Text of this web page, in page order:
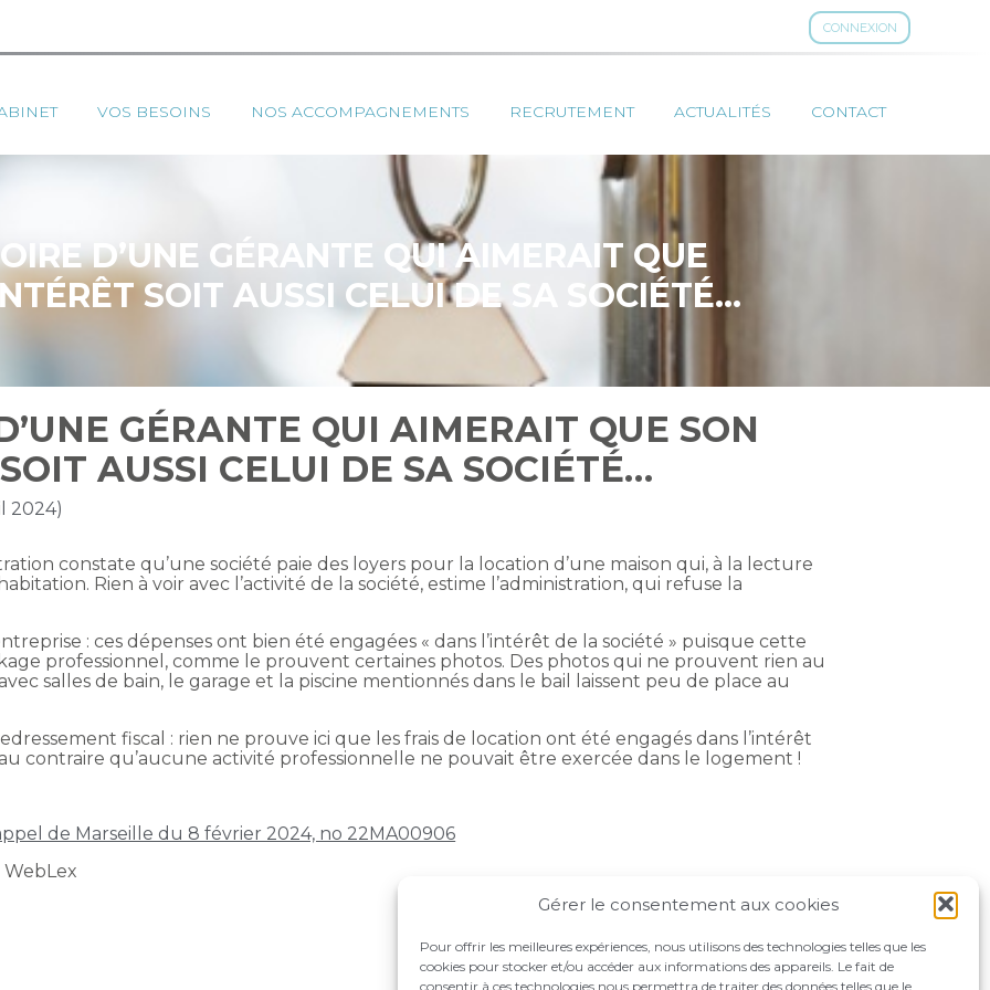
Gérer le consentement aux cookies
Pour offrir les meilleures expériences, nous utilisons des technologies telles que les
cookies pour stocker et/ou accéder aux informations des appareils. Le fait de
consentir à ces technologies nous permettra de traiter des données telles que le
CONNEXION
VOS BESOINS NOS ACCOMPAGNEMENTS RECRUTEMENT ACTUALITÉS CONTACT
D’UNE GÉRANTE QUI AIMERAIT QUE
SOIT AUSSI CELUI DE SA SOCIÉTÉ…
GÉRANTE QUI AIMERAIT QUE SON
AUSSI CELUI DE SA SOCIÉTÉ…
2024)
constate qu’une société paie des loyers pour la location d’une maison qui, à la lecture
Rien à voir avec l’activité de la société, estime l’administration, qui refuse la
: ces dépenses ont bien été engagées « dans l’intérêt de la société » puisque cette
professionnel, comme le prouvent certaines photos. Des photos qui ne prouvent rien au
salles de bain, le garage et la piscine mentionnés dans le bail laissent peu de place au
fiscal : rien ne prouve ici que les frais de location ont été engagés dans l’intérêt
contraire qu’aucune activité professionnelle ne pouvait être exercée dans le logement !
de Marseille du 8 février 2024, no 22MA00906